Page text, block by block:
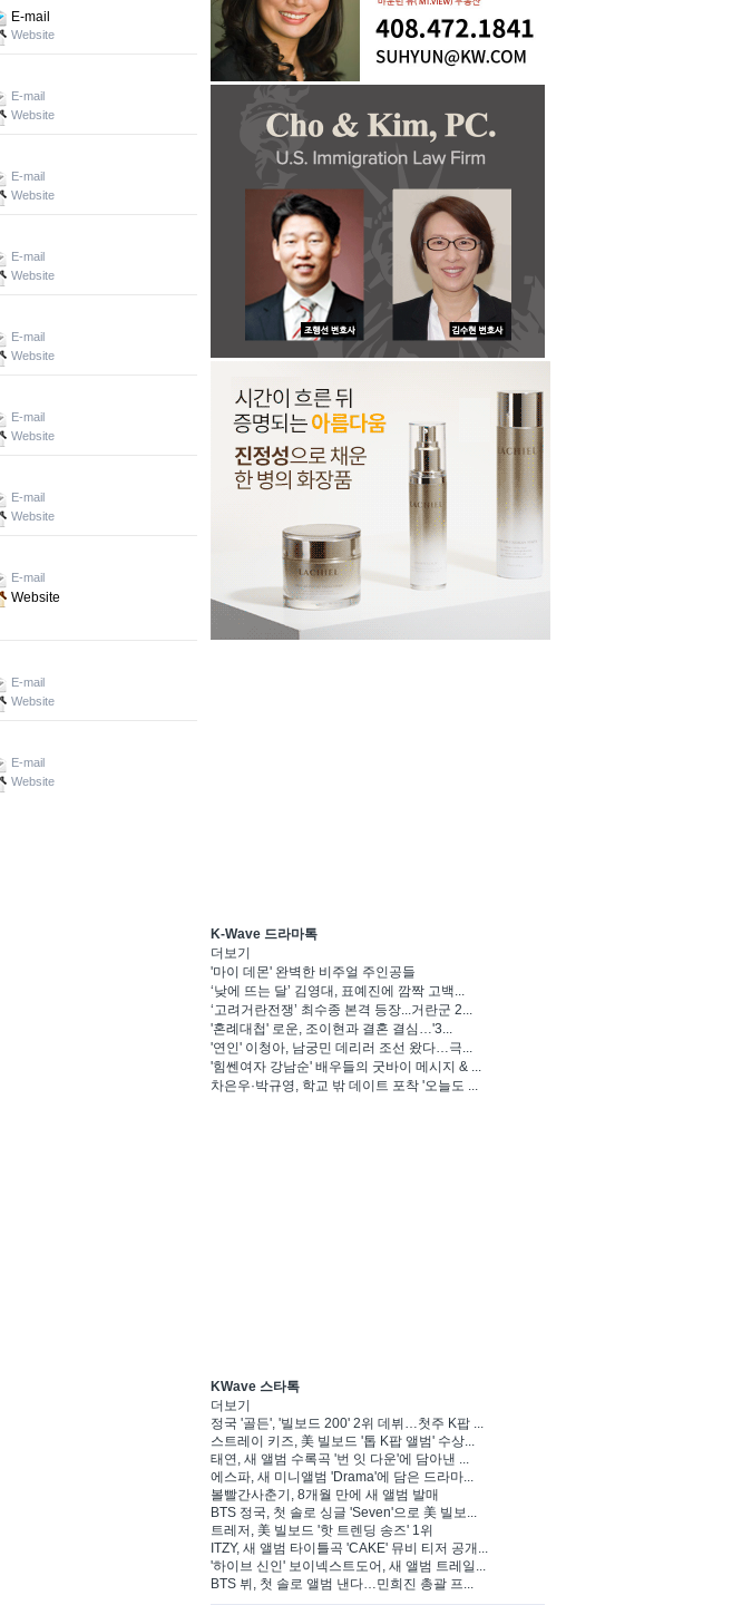
E-mail
Website
E-mail
Website
E-mail
Website
E-mail
Website
E-mail
Website
E-mail
Website
E-mail
Website
E-mail
Website
E-mail
Website
E-mail
Website
K-Wave 드라마톡
더보기
'마이 데몬' 완벽한 비주얼 주인공들
‘낮에 뜨는 달’ 김영대, 표예진에 깜짝 고백...
‘고려거란전쟁’ 최수종 본격 등장...거란군 2...
'혼례대첩' 로운, 조이현과 결혼 결심…'3...
'연인' 이청아, 남궁민 데리러 조선 왔다…극...
'힘쎈여자 강남순' 배우들의 굿바이 메시지 & ...
차은우·박규영, 학교 밖 데이트 포착 '오늘도 ...
KWave 스타톡
더보기
정국 '골든', '빌보드 200' 2위 데뷔…첫주 K팝 ...
스트레이 키즈, 美 빌보드 '톱 K팝 앨범' 수상...
태연, 새 앨범 수록곡 '번 잇 다운'에 담아낸 ...
에스파, 새 미니앨범 'Drama'에 담은 드라마...
볼빨간사춘기, 8개월 만에 새 앨범 발매
BTS 정국, 첫 솔로 싱글 'Seven'으로 美 빌보...
트레저, 美 빌보드 '핫 트렌딩 송즈' 1위
ITZY, 새 앨범 타이틀곡 'CAKE' 뮤비 티저 공개...
'하이브 신인' 보이넥스트도어, 새 앨범 트레일...
BTS 뷔, 첫 솔로 앨범 낸다…민희진 총괄 프...